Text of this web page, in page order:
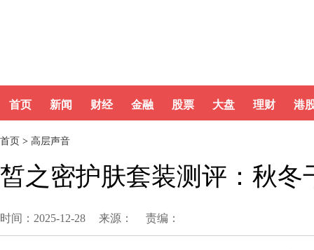
首页 新闻 财经 金融 股票 大盘 理财 港
首页 > 高层声音
皙之密护肤套装测评：秋冬
时间：2025-12-28 来源： 责编：